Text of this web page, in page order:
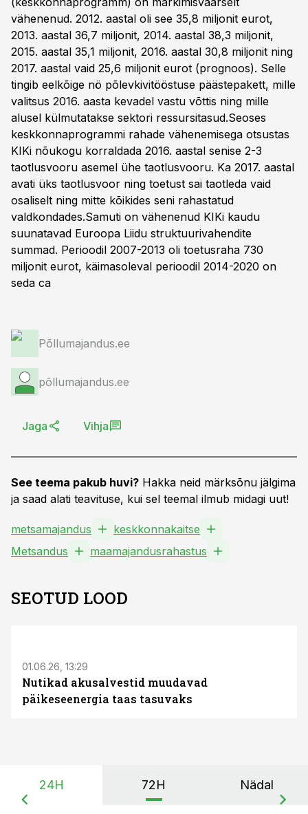
vähenenud. 2012. aastal oli see 35,8 miljonit eurot,
2013. aastal 36,7 miljonit, 2014. aastal 38,3 miljonit,
2015. aastal 35,1 miljonit, 2016. aastal 30,8 miljonit ning
2017. aastal vaid 25,6 miljonit eurot (prognoos). Selle
tingib eelkõige nö põlevkivitööstuse päästepakett, mille
valitsus 2016. aasta kevadel vastu võttis ning mille
alusel külmutatakse sektori ressursitasud.Seoses
keskkonnaprogrammi rahade vähenemisega otsustas
KIKi nõukogu korraldada 2016. aastal senise 2-3
taotlusvooru asemel ühe taotlusvooru. Ka 2017. aastal
avati üks taotlusvoor ning toetust sai taotleda vaid
osaliselt ning mitte kõikides seni rahastatud
valdkondades.Samuti on vähenenud KIKi kaudu
suunatavad Euroopa Liidu struktuurivahendite
summad. Perioodil 2007-2013 oli toetusraha 730
miljonit eurot, käimasoleval perioodil 2014-2020 on
seda ca
Põllumajandus.ee
põllumajandus.ee
Jaga Vihja
See teema pakub huvi? Hakka neid märksõnu jälgima
ja saad alati teavituse, kui sel teemal ilmub midagi uut!
metsamajandus
keskkonnakaitse
Metsandus
maamajandusrahastus
SEOTUD LOOD
01.06.26, 13:29
Nutikad akusalvestid muudavad
päikeseenergia taas tasuvaks
24H 72H Nädal